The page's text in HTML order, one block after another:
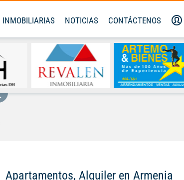
INMOBILIARIAS NOTICIAS CONTÁCTENOS
Apartamentos, Alquiler en Armenia